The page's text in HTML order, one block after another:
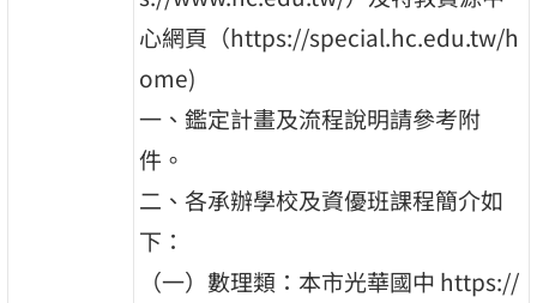
心網頁（https://special.hc.edu.tw/h
ome)
一、鑑定計畫及流程說明請參考附
件。
二、各承辦學校及資優班課程簡介如
下：
（一）數理類：本市光華國中 https://